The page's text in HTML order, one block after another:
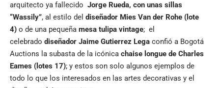
arquitecto ya fallecido Jorge Rueda, con unas sillas
“Wassily”, al estilo del diseñador Mies Van der Rohe (lote
4) o de una pequeña mesa tulipa vintage; el
celebrado diseñador Jaime Gutierrez Lega confió a Bogotá
Auctions la subasta de la icónica chaise longue de Charles
Eames (lotes 17); y estos son solo algunos ejemplos de
todo lo que los interesados en las artes decorativas y el